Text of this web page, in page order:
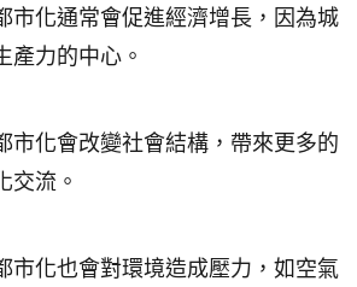
市化通常會促進經濟增長，因為城
產力的中心。
市化會改變社會結構，帶來更多的
交流。
市化也會對環境造成壓力，如空氣